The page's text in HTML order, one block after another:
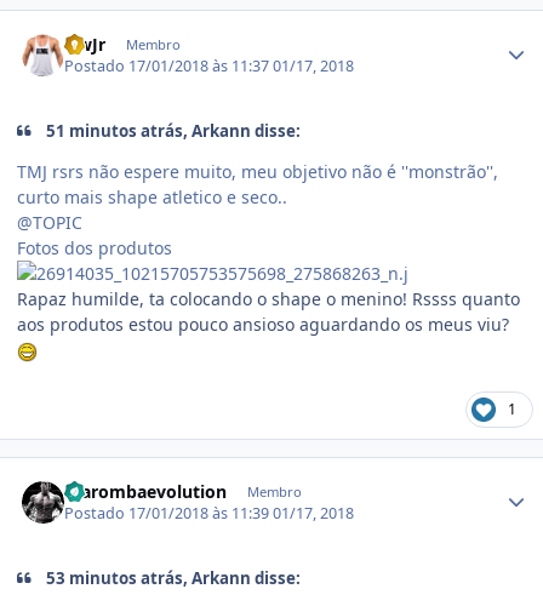
NwJr Membro
Postado 17/01/2018 às 11:3701/17, 2018
51 minutos atrás, Arkann disse:
TMJ rsrs não espere muito, meu objetivo não é ''monstrão'',
curto mais shape atletico e seco..
@TOPIC
Fotos dos produtos
Rapaz humilde, ta colocando o shape o menino! Rssss quanto
aos produtos estou pouco ansioso aguardando os meus viu?
1
marombaevolution Membro
Postado 17/01/2018 às 11:3901/17, 2018
53 minutos atrás, Arkann disse: